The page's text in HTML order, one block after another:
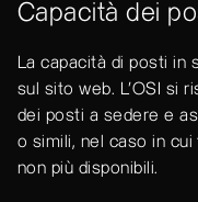
Capacità dei
La capacità di posti in
sul sito web. L’OSI si
dei posti a sedere e
o simili, nel caso in
non più disponibili.